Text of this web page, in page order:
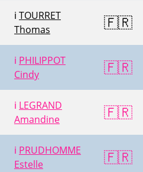
ℹ️ TOURRET
Thomas
🇫🇷
ℹ️ PHILIPPOT
Cindy
🇫🇷
ℹ️ LEGRAND
Amandine
🇫🇷
ℹ️ PRUDHOMME
Estelle
🇫🇷